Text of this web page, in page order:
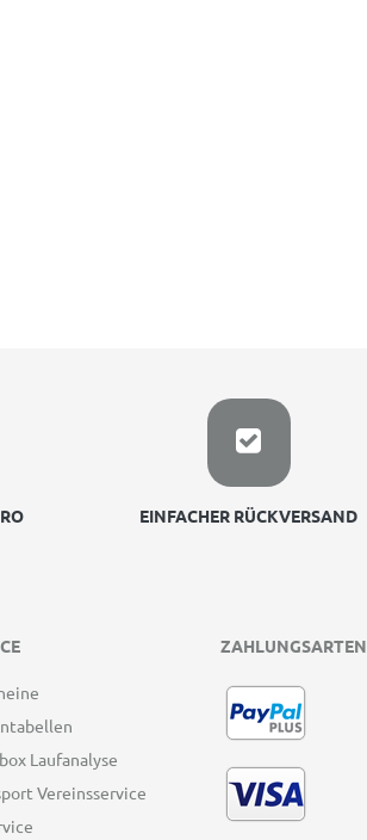
EINFACHER RÜCKVERSAND
Laufanalyse
Vereinsservice
ZAHLUNGSARTEN